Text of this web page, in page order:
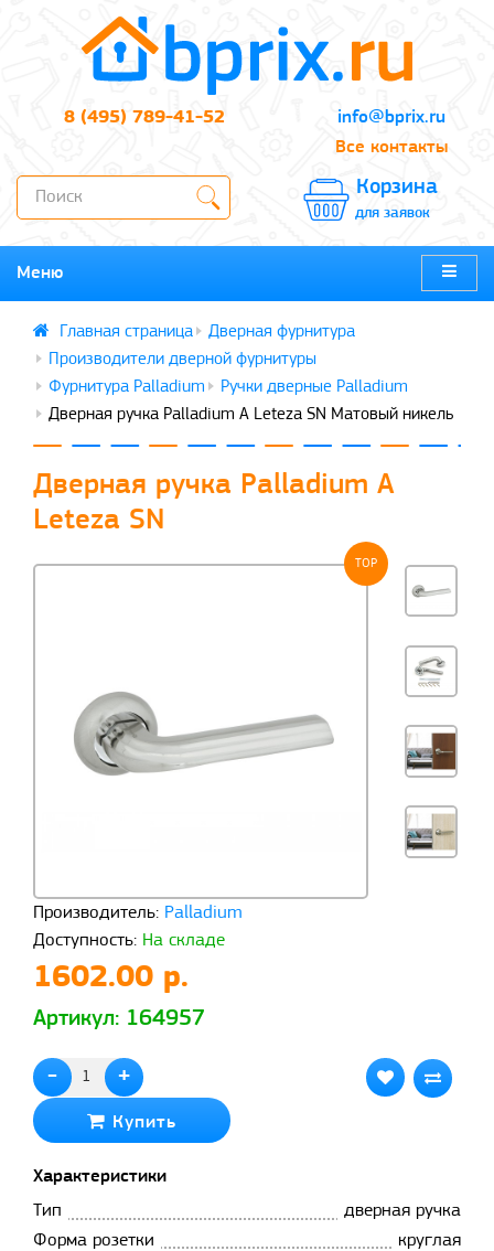
8 (495) 789-41-52
info@bprix.ru
Все контакты
Корзина
для заявок
Меню
Дверная фурнитура
Производители дверной фурнитуры
Фурнитура Palladium
Ручки дверные Palladium
Дверная ручка Palladium A Leteza SN Матовый никель
Дверная ручка Palladium A
Leteza SN
TOP
Производитель: Palladium
Доступность: На складе
1602.00 р.
Артикул: 164957
- +
Купить
Характеристики
Тип
дверная ручка
Форма розетки
круглая